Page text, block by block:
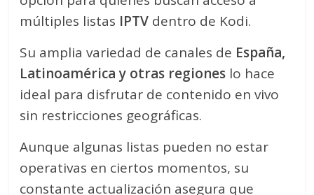
múltiples listas IPTV dentro de Kodi.
Su amplia variedad de canales de España,
Latinoamérica y otras regiones lo hace
ideal para disfrutar de contenido en vivo
sin restricciones geográficas.
Aunque algunas listas pueden no estar
operativas en ciertos momentos, su
constante actualización asegura que